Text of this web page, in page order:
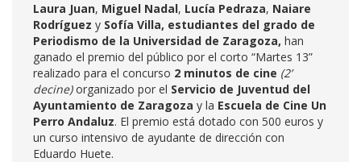
Laura Juan, Miguel Nadal, Lucía Pedraza, Naiare
Rodríguez y Sofía Villa, estudiantes del grado de
Periodismo de la Universidad de Zaragoza, han
ganado el premio del público por el corto “Martes 13”
realizado para el concurso 2 minutos de cine (2’
decine)organizado por el Servicio de Juventud del
Ayuntamiento de Zaragoza y la Escuela de Cine Un
Perro Andaluz. El premio está dotado con 500 euros y
un curso intensivo de ayudante de dirección con
Eduardo Huete.